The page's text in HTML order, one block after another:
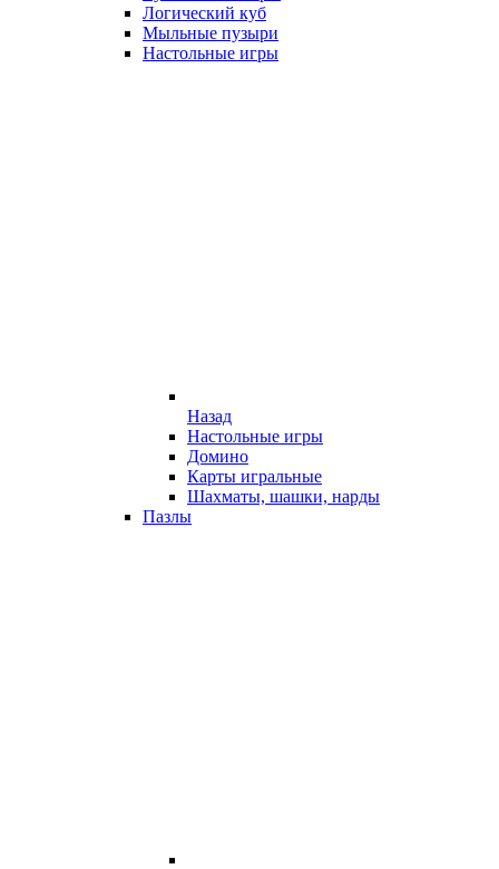
Логический куб
Мыльные пузыри
Настольные игры
Назад
Настольные игры
Домино
Карты игральные
Шахматы, шашки, нарды
Пазлы